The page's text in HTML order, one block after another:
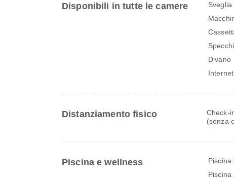
Disponibili in tutte le camere Sveglia
Divano
Distanziamento fisico
Check-
(senza
Piscina e wellness Piscina
Piscina